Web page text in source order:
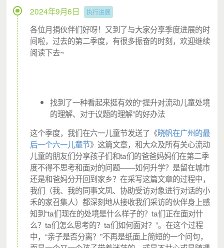
的眼睛一刻都没有离开过她。到活动结束，小男生都没有离
开，他主动帮助邓莉收拾东西。
他问邓莉：
“老师，你们下次什么时候能来啊？”
邓莉答道：“你可以让妈妈加我们微信，下次举办通知你。”
“我妈妈不在的。你们明天会来吗？”
“明天不行哦，下次应该是星期六。”
小男孩对故事会非常喜欢，问得非常细：“你们是只在这里
办活动吗？”
“不是，会在其它地方。”
小男孩听后有些失望：“我特别喜欢听故事，你们要一直在
这办就好了。”
2024年9月6日 执行进展
各位月捐伙伴们好呀！又到了与大家分享季度进展的时
间啦，过去的第二季度，有很多振奋的时刻，欢迎继续
阅读下去~
找到了一种看起来挺有效的“提升对流动儿童处境
的理解、对于议题的理解”的好办法
这个季度，我们在六一儿童节发送了《晓帆在广州的最
后一个六一儿童节》这篇文章，和大众及所有关心流动
儿童的朋友们分享孩子们和ta们的爸爸妈妈们在第二季
度不得不思考和面对的问题——如何升学？是留在城市
还是和爸妈分开回到家乡？在采写这篇文章的过程中，
我们（我、我的同事文凤、协助受访对象进行对话的小
禾的家召集人）都深刻地从接收我们采访的伙伴身上感
知到“ta们现在的处境是什么样子的？ta们正在面对什
么？ta们怎么思考的？ta们如何面对？”。在这个过程
中，“亲子是否分离？”不再是纸面上简短的一个问句，